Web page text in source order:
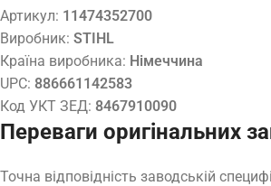
Артикул: 11474352700
Виробник: STIHL
Країна виробника: Німеччина
UPC: 886661142583
Код УКТ ЗЕД: 8467910090
Переваги оригінальних
Точна відповідність заводській